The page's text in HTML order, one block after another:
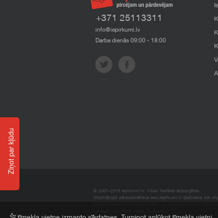
+371 25113311
info@iepirkumi.lv
Darba dienās 09:00 - 18:00
© 2007–2018 Iepirkumi.lv. Visas tiesības aizsargātas.
Informācijas pārpublicēšana bez iepirkumi.lv īpašnieka SIA
Ziņot par kļūdu